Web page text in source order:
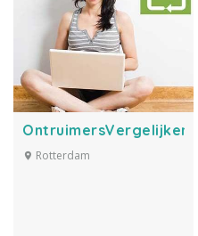
OntruimersVergelijken.nl
Rotterdam